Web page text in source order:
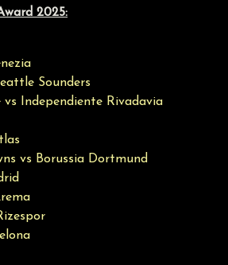
2025:
Sounders
Independiente Rivadavia
vs Borussia Dortmund